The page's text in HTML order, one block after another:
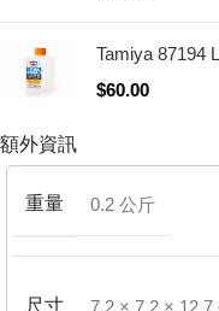
Tamiya 87194
$60.00
額外資訊
重量 0.2 公斤
尺寸 7.2 × 7.2 × 12.7